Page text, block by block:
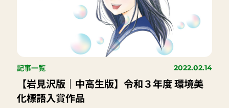
記事一覧 2022.02.14
【岩見沢版｜中高生版】令和３年度 環境美
化標語入賞作品